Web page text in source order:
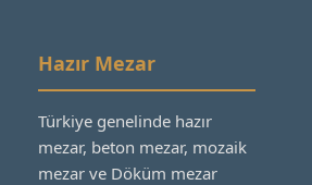
Hazır Mezar
Türkiye genelinde hazır
mezar, beton mezar, mozaik
mezar ve Döküm mezar